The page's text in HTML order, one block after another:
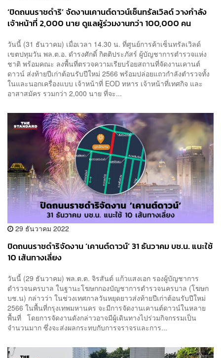
‘ปิดถนนราชดำริ’ จัดงานเคานต์ดาวน์เซ็นทรัลเวิลด์ วางกำลัง
เจ้าหน้าที่ 2,000 นาย ดูแลผู้ร่วมงานกว่า 100,000 คน
วันนี้ (31 ธันวาคม) เมื่อเวลา 14.30 น. ที่ศูนย์การค้าเซ็นทรัลเวิลด์
เขตปทุมวัน พล.ต.อ. ดำรงศักดิ์ กิตติประภัสร์ ผู้บัญชาการตำรวจแห่ง
ชาติ พร้อมคณะ ลงพื้นที่ตรวจความเรียบร้อยสถานที่จัดงานเคานต์
ดาวน์ ส่งท้ายปีเก่าต้อนรับปีใหม่ 2566 พร้อมปล่อยแถวกำลังตำรวจทั้ง
ในและนอกเครื่องแบบ เจ้าหน้าที่ EOD ทหาร เจ้าหน้าที่เทศกิจ และ
อาสาสมัคร รวมกว่า 2,000 นาย ที่จะ...
29 ธันวาคม 2022
ปิดถนนราชดำริจัดงาน ‘เคานต์ดาวน์’ 31 ธันวาคม บช.น. แนะใช้
10 เส้นทางเลี่ยง
วันนี้ (29 ธันวาคม) พล.ต.ต. จิรสันต์ แก้วแสงเอก รองผู้บัญชาการ
ตำรวจนครบาล ในฐานะโฆษกกองบัญชาการตำรวจนครบาล (โฆษก
บช.น) กล่าวว่า ในช่วงเทศกาลวันหยุดยาวส่งท้ายปีเก่าต้อนรับปีใหม่
2566 ในพื้นที่กรุงเทพมหานคร จะมีการจัดงานเคานต์ดาวน์ในหลาย
พื้นที่ โดยการจัดงานดังกล่าวอาจมีผู้เดินทางไปร่วมกิจกรรมเป็น
จำนวนมาก ซึ่งจะส่งผลกระทบกับการจราจรและการ...